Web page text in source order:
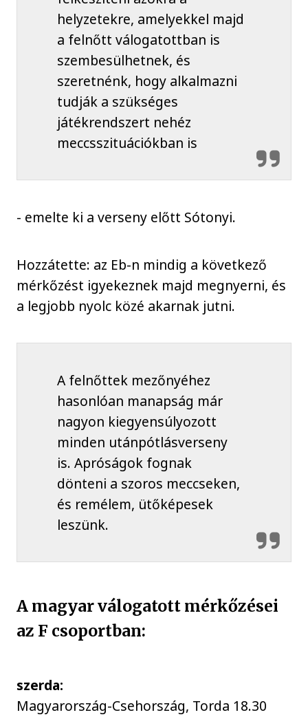
helyzetekre, amelyekkel majd
a felnőtt válogatottban is
szembesülhetnek, és
szeretnénk, hogy alkalmazni
tudják a szükséges
játékrendszert nehéz
meccsszituációkban is
- emelte ki a verseny előtt Sótonyi.
Hozzátette: az Eb-n mindig a következő
mérkőzést igyekeznek majd megnyerni, és
a legjobb nyolc közé akarnak jutni.
A felnőttek mezőnyéhez
hasonlóan manapság már
nagyon kiegyensúlyozott
minden utánpótlásverseny
is. Apróságok fognak
dönteni a szoros meccseken,
és remélem, ütőképesek
leszünk.
A magyar válogatott mérkőzései
az F csoportban:
szerda:
Magyarország-Csehország, Torda 18.30